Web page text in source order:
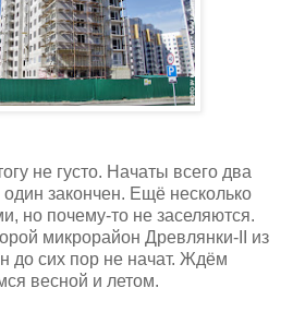
не густо. Начаты всего два
закончен. Ещё несколько
но почему-то не заселяются.
микрорайон Древлянки-
из
до сих пор не начат. Ждём
весной и летом.